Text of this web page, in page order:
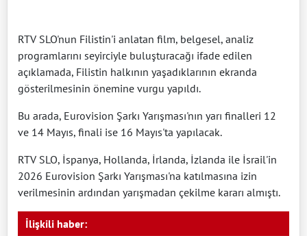
RTV SLO'nun Filistin'i anlatan film, belgesel, analiz
programlarını seyirciyle buluşturacağı ifade edilen
açıklamada, Filistin halkının yaşadıklarının ekranda
gösterilmesinin önemine vurgu yapıldı.
Bu arada, Eurovision Şarkı Yarışması'nın yarı finalleri 12
ve 14 Mayıs, finali ise 16 Mayıs'ta yapılacak.
RTV SLO, İspanya, Hollanda, İrlanda, İzlanda ile İsrail'in
2026 Eurovision Şarkı Yarışması'na katılmasına izin
verilmesinin ardından yarışmadan çekilme kararı almıştı.
İlişkili haber: